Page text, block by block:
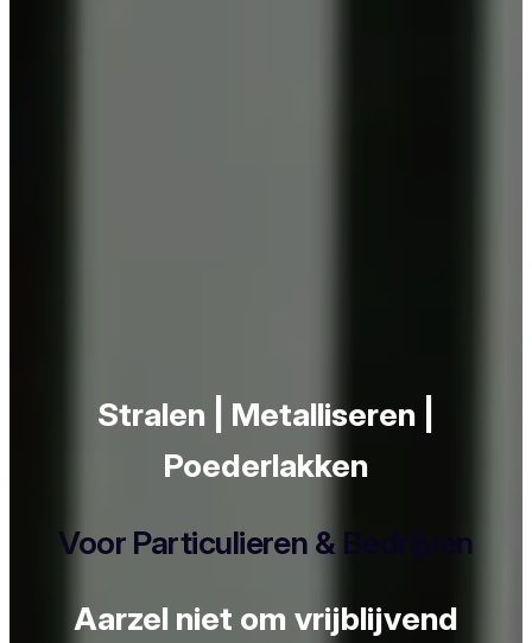
Stralen | Metalliseren |
Poederlakken
Voor Particulieren & Bedrijven
Aarzel niet om vrijblijvend